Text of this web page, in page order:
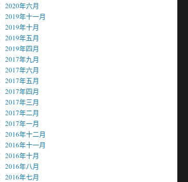
2020年六月
2019年十一月
2019年十月
2019年五月
2019年四月
2017年九月
2017年六月
2017年五月
2017年四月
2017年三月
2017年二月
2017年一月
2016年十二月
2016年十一月
2016年十月
2016年八月
2016年七月